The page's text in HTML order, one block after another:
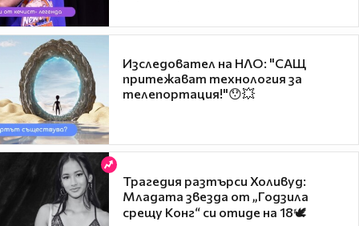
Изследовател на НЛО: "САЩ
притежават технология за
телепортация!"😯💥
Трагедия разтърси Холивуд:
Младата звезда от „Годзила
срещу Конг“ си отиде на 18🕊️